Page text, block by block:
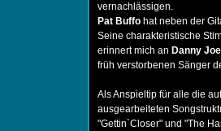
vernachlässigen.
Pat Buffo hat neben der
Seine charakteristische
erinnert mich an Danny
früh verstorbenen Sänger
Als Anspieltip für alle die
ausgearbeiteten
"Gettin`Closer" und "The